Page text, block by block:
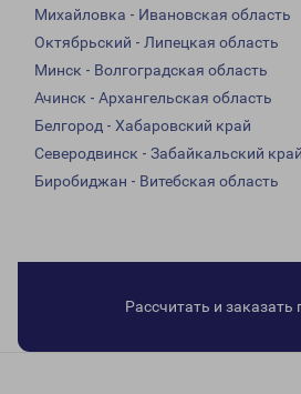
Михайловка - Ивановская область
Октябрьский - Липецкая область
Минск - Волгоградская область
Ачинск - Архангельская область
Белгород - Хабаровский край
Северодвинск - Забайкальский край
Биробиджан - Витебская область
Рассчитать и заказать